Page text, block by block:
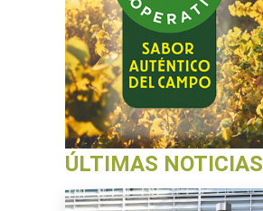
ÚLTIMAS NOTICIAS